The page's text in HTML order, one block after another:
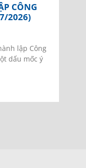
CÔNG
2026)
lập Công
dấu mốc ý